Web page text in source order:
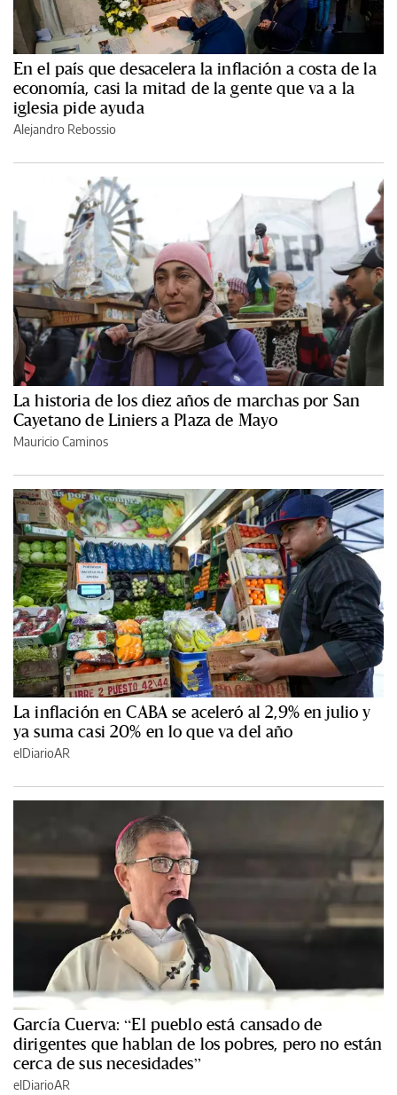
En el país que desacelera la inflación a costa de la
economía, casi la mitad de la gente que va a la
iglesia pide ayuda
Alejandro Rebossio
La historia de los diez años de marchas por San
Cayetano de Liniers a Plaza de Mayo
Mauricio Caminos
La inflación en CABA se aceleró al 2,9% en julio y
ya suma casi 20% en lo que va del año
elDiarioAR
García Cuerva: “El pueblo está cansado de
dirigentes que hablan de los pobres, pero no están
cerca de sus necesidades”
elDiarioAR